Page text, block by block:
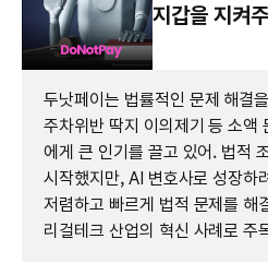
지갑을 지켜
두낫페이는 법률적인 문제 해결
주차위반 딱지 이의제기 등 소액
에게 큰 인기를 끌고 있어. 법적
시작했지만, AI 변호사로 성장하
저렴하고 빠르게 법적 문제를 해
리걸테크 산업의 혁신 사례로 주